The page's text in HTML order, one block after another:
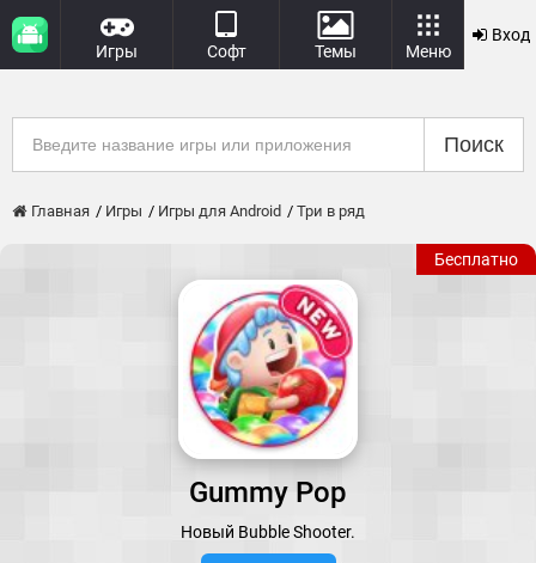
Игры Софт Темы Меню
Вход
Поиск
Главная Игры Игры для Android Три в ряд
Бесплатно
Gummy Pop
Новый Bubble Shooter.